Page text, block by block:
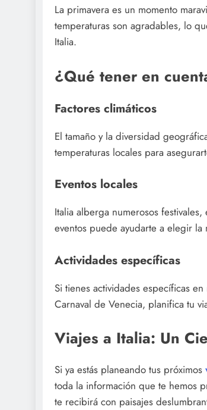
La primavera es un momento
temperaturas son agradables, lo
Italia.
¿Qué tener en
Factores climáticos
El tamaño y la diversidad
temperaturas locales para
Eventos locales
Italia alberga numerosos
eventos puede ayudarte a elegir la
Actividades específicas
Si tienes actividades específicas
Carnaval de Venecia, planifica tu
Viajes a Italia: Un
Si ya estás planeando tus próximos
toda la información que te hemos
te recibirá con paisajes